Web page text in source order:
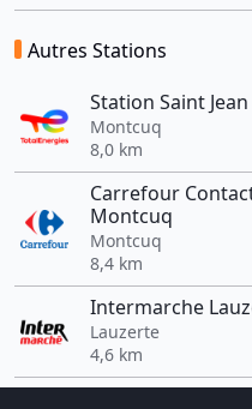
Autres Stations
Station Saint Jean
Montcuq
8,0 km
Carrefour
Montcuq
Montcuq
8,4 km
Intermarche
Lauzerte
4,6 km